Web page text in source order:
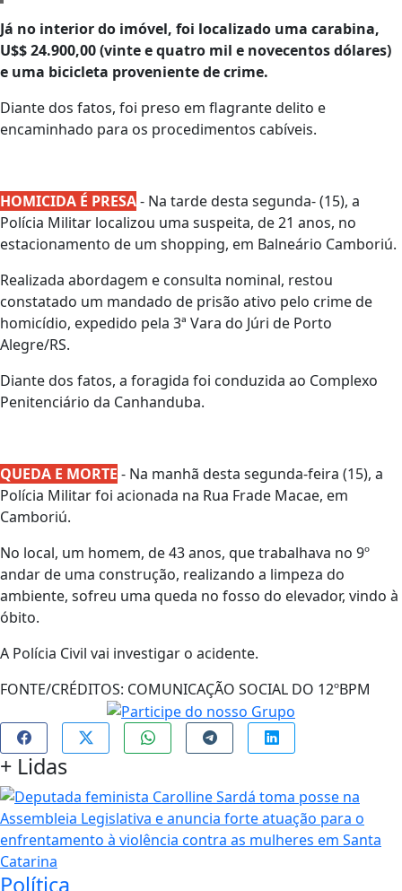
Já no interior do imóvel, foi localizado uma carabina,
U$$ 24.900,00 (vinte e quatro mil e novecentos dólares)
e uma bicicleta proveniente de crime.
Diante dos fatos, foi preso em flagrante delito e
encaminhado para os procedimentos cabíveis.
HOMICIDA É PRESA- Na tarde desta segunda- (15), a
Polícia Militar localizou uma suspeita, de 21 anos, no
estacionamento de um shopping, em Balneário Camboriú.
Realizada abordagem e consulta nominal, restou
constatado um mandado de prisão ativo pelo crime de
homicídio, expedido pela 3ª Vara do Júri de Porto
Alegre/RS.
Diante dos fatos, a foragida foi conduzida ao Complexo
Penitenciário da Canhanduba.
QUEDA E MORTE - Na manhã desta segunda-feira (15), a
Polícia Militar foi acionada na Rua Frade Macae, em
Camboriú.
No local, um homem, de 43 anos, que trabalhava no 9º
andar de uma construção, realizando a limpeza do
ambiente, sofreu uma queda no fosso do elevador, vindo à
óbito.
A Polícia Civil vai investigar o acidente.
FONTE/CRÉDITOS: COMUNICAÇÃO SOCIAL DO 12ºBPM
+ Lidas
Política